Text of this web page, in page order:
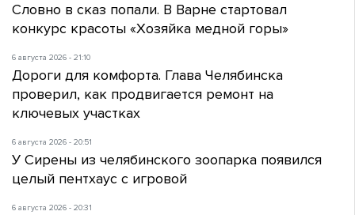
Словно в сказ попали. В Варне стартовал
конкурс красоты «Хозяйка медной горы»
6 августа 2026 - 21:10
Дороги для комфорта. Глава Челябинска
проверил, как продвигается ремонт на
ключевых участках
6 августа 2026 - 20:51
У Сирены из челябинского зоопарка появился
целый пентхаус с игровой
6 августа 2026 - 20:31